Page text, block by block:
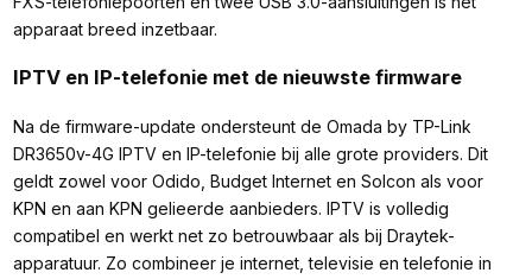
apparaat breed inzetbaar.
IPTV en IP-telefonie met de nieuwste firmware
Na de firmware-update ondersteunt de Omada by TP-Link
DR3650v-4G IPTV en IP-telefonie bij alle grote providers. Dit
geldt zowel voor Odido, Budget Internet en Solcon als voor
KPN en aan KPN gelieerde aanbieders. IPTV is volledig
compatibel en werkt net zo betrouwbaar als bij Draytek-
apparatuur. Zo combineer je internet, televisie en telefonie in